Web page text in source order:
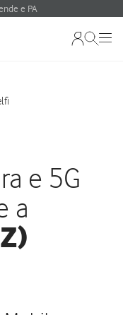
e PA
e 5G
a